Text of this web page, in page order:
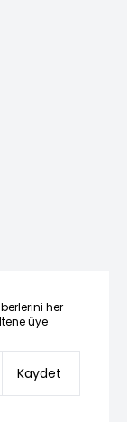
her
üye
Kaydet